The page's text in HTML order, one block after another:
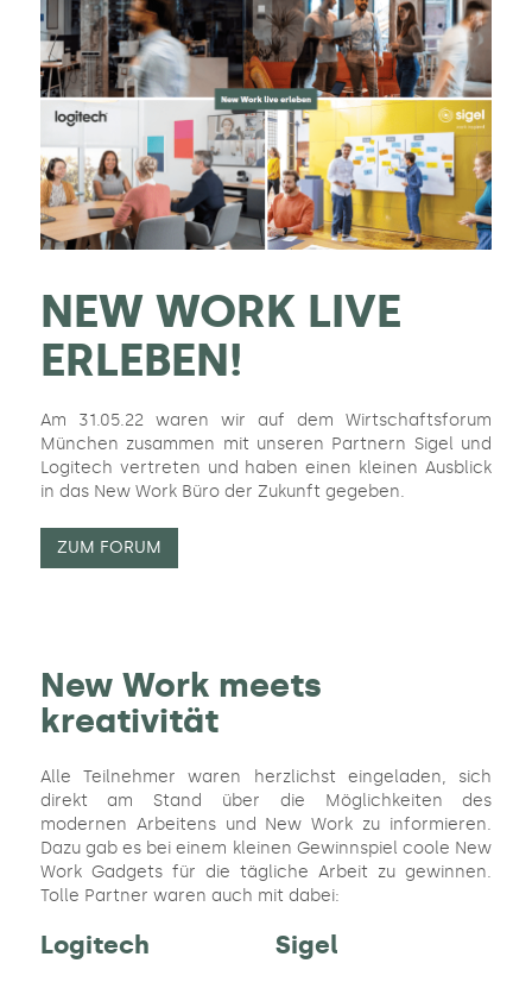
NEW WORK LIVE
ERLEBEN!
Am 31.05.22 waren wir auf dem Wirtschaftsforum
München zusammen mit unseren Partnern Sigel und
Logitech vertreten und haben einen kleinen Ausblick
in das New Work Büro der Zukunft gegeben.
ZUM FORUM
New Work meets
kreativität
Alle Teilnehmer waren herzlichst eingeladen, sich
direkt am Stand über die Möglichkeiten des
modernen Arbeitens und New Work zu informieren.
Dazu gab es bei einem kleinen Gewinnspiel coole New
Work Gadgets für die tägliche Arbeit zu gewinnen.
Tolle Partner waren auch mit dabei:
Logitech Sigel